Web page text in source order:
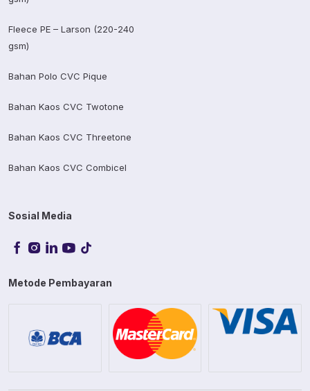
Fleece PE – Larson (220-240
gsm)
Bahan Polo CVC Pique
Bahan Kaos CVC Twotone
Bahan Kaos CVC Threetone
Bahan Kaos CVC Combicel
Sosial Media
Metode Pembayaran